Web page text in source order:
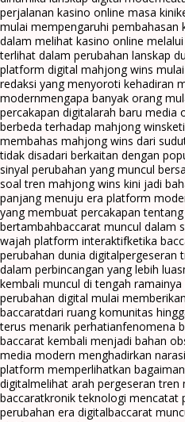
perjalanan kasino online masa kini
mulai mempengaruhi pembahasan
dalam melihat kasino online
terlihat dalam perubahan lanskap
platform digital mahjong wins
redaksi yang menyoroti kehadiran
modernmengapa banyak orang
percakapan digitalarah baru media
berbeda terhadap mahjong wins
membahas mahjong wins dari
tidak disadari berkaitan dengan
sinyal perubahan yang muncul
soal tren mahjong wins kini jadi
panjang menuju era platform
yang membuat percakapan
bertambahbaccarat muncul dalam
wajah platform interaktifketika
perubahan dunia digitalpergeseran
dalam perbincangan yang lebih luas
kembali muncul di tengah
perubahan digital mulai
baccaratdari ruang komunitas
terus menarik perhatianfenomena
baccarat kembali menjadi bahan
media modern menghadirkan
platform memperlihatkan
digitalmelihat arah pergeseran
baccaratkronik teknologi mencatat
perubahan era digitalbaccarat